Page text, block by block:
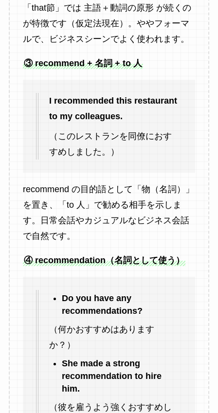
「that節」では 主語＋動詞の原形 が続くの
が特徴です（仮定法現在）。ややフォーマ
ルで、ビジネスシーンでよく使われます。
③ recommend + 名詞 + to 人
I recommended this restaurant
to my colleagues.
（このレストランを同僚におす
すめしました。）
recommend の目的語として「物（名詞）」
を置き、「to 人」で勧める相手を示しま
す。日常会話やカジュアルなビジネス会話
で自然です。
④ recommendation（名詞として使う）
Do you have any
recommendations?
（何かおすすめはあります
か？）
She made a strong
recommendation to hire
him.
（彼を雇うよう強くおすすめし